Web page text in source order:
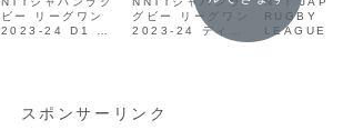
ビー リーグワン
2023-24 D1 第7
グビー リーグワン
2023-24 ディビ
ジョン1 第6節
RUGBY
LEAGUE
スポンサーリンク